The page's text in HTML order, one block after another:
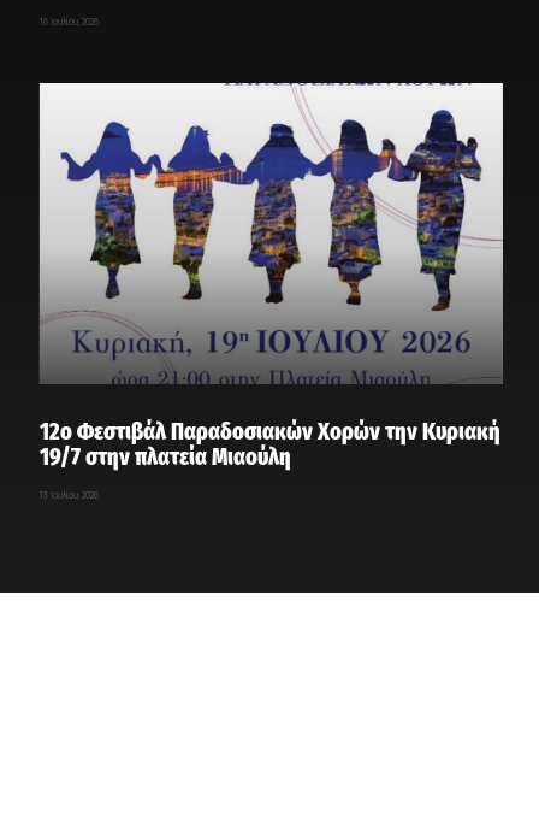
16 Ιουλίου, 2026
12ο Φεστιβάλ Παραδοσιακών Χορών την Κυριακή
19/7 στην πλατεία Μιαούλη
13 Ιουλίου, 2026